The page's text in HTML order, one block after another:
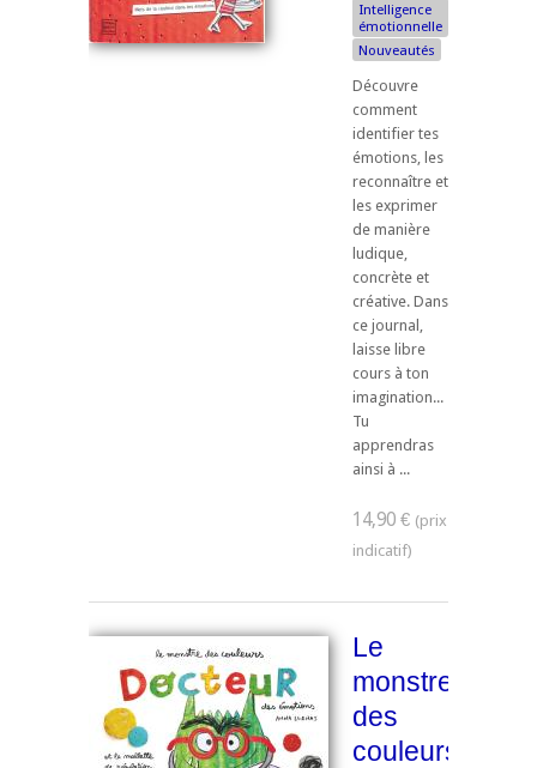
Intelligence
émotionnelle
Nouveautés
Découvre
comment
identifier tes
émotions, les
reconnaître et
les exprimer
de manière
ludique,
concrète et
créative. Dans
ce journal,
laisse libre
cours à ton
imagination...
Tu
apprendras
ainsi à ...
14,90 €
Le
monstre
des
couleurs,